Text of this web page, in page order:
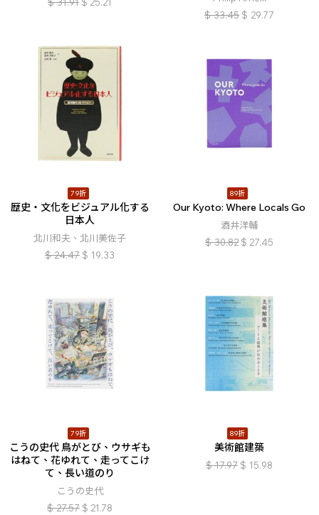
$ 33.45 $ 29.77
79折
歴史・文化をビジュアル化する
日本人
北川和夫、北川美佐子
$ 24.47 $ 19.33
89折
Our Kyoto: Where Locals Go
酒井洋輔
$ 30.82 $ 27.45
79折
こうの史代 鳥がとび、ウサギも
はねて、花ゆれて、走ってこけ
て、長い道のり
こうの史代
$ 27.57 $ 21.78
89折
美術館建築
$ 17.97 $ 15.98